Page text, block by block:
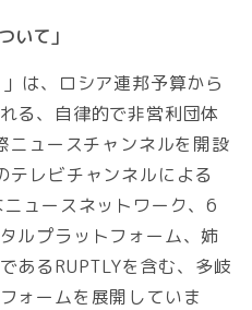
いて」
は、ロシア連邦予算から
る、自律的で非営利団体
ュースチャンネルを開設
テレビチャンネルによる
ュースネットワーク、6
ルプラットフォーム、姉
あるRUPTLYを含む、多岐
ォームを展開していま